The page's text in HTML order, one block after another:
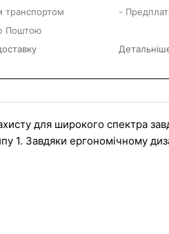
транспортом
Поштою
-
для широкого спектра
1. Завдяки ергономічному